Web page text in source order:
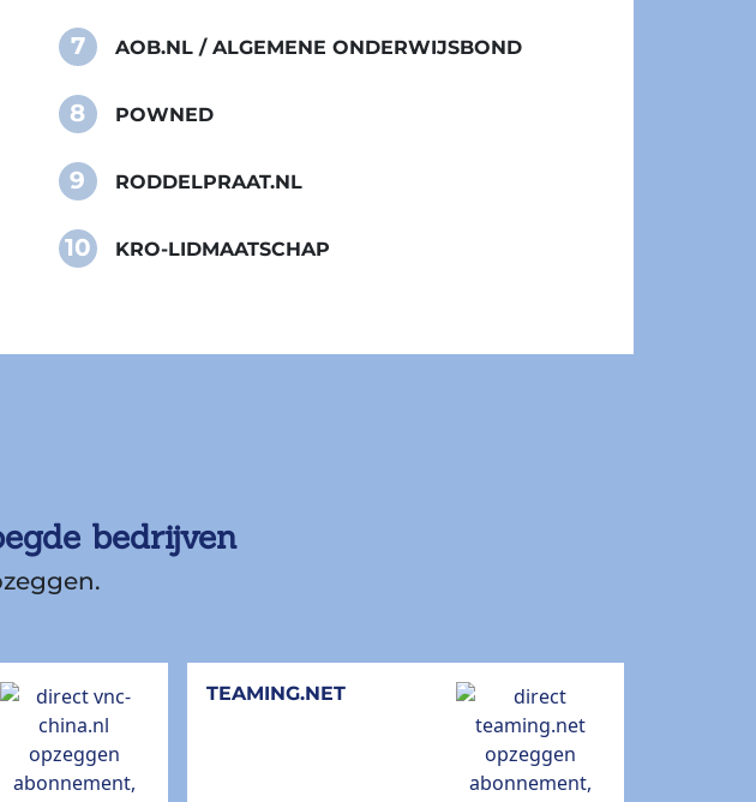
7 AOB.NL / ALGEMENE ONDERWIJSBOND
8 POWNED
9 RODDELPRAAT.NL
10 KRO-LIDMAATSCHAP
bedrijven
TEAMING.NET